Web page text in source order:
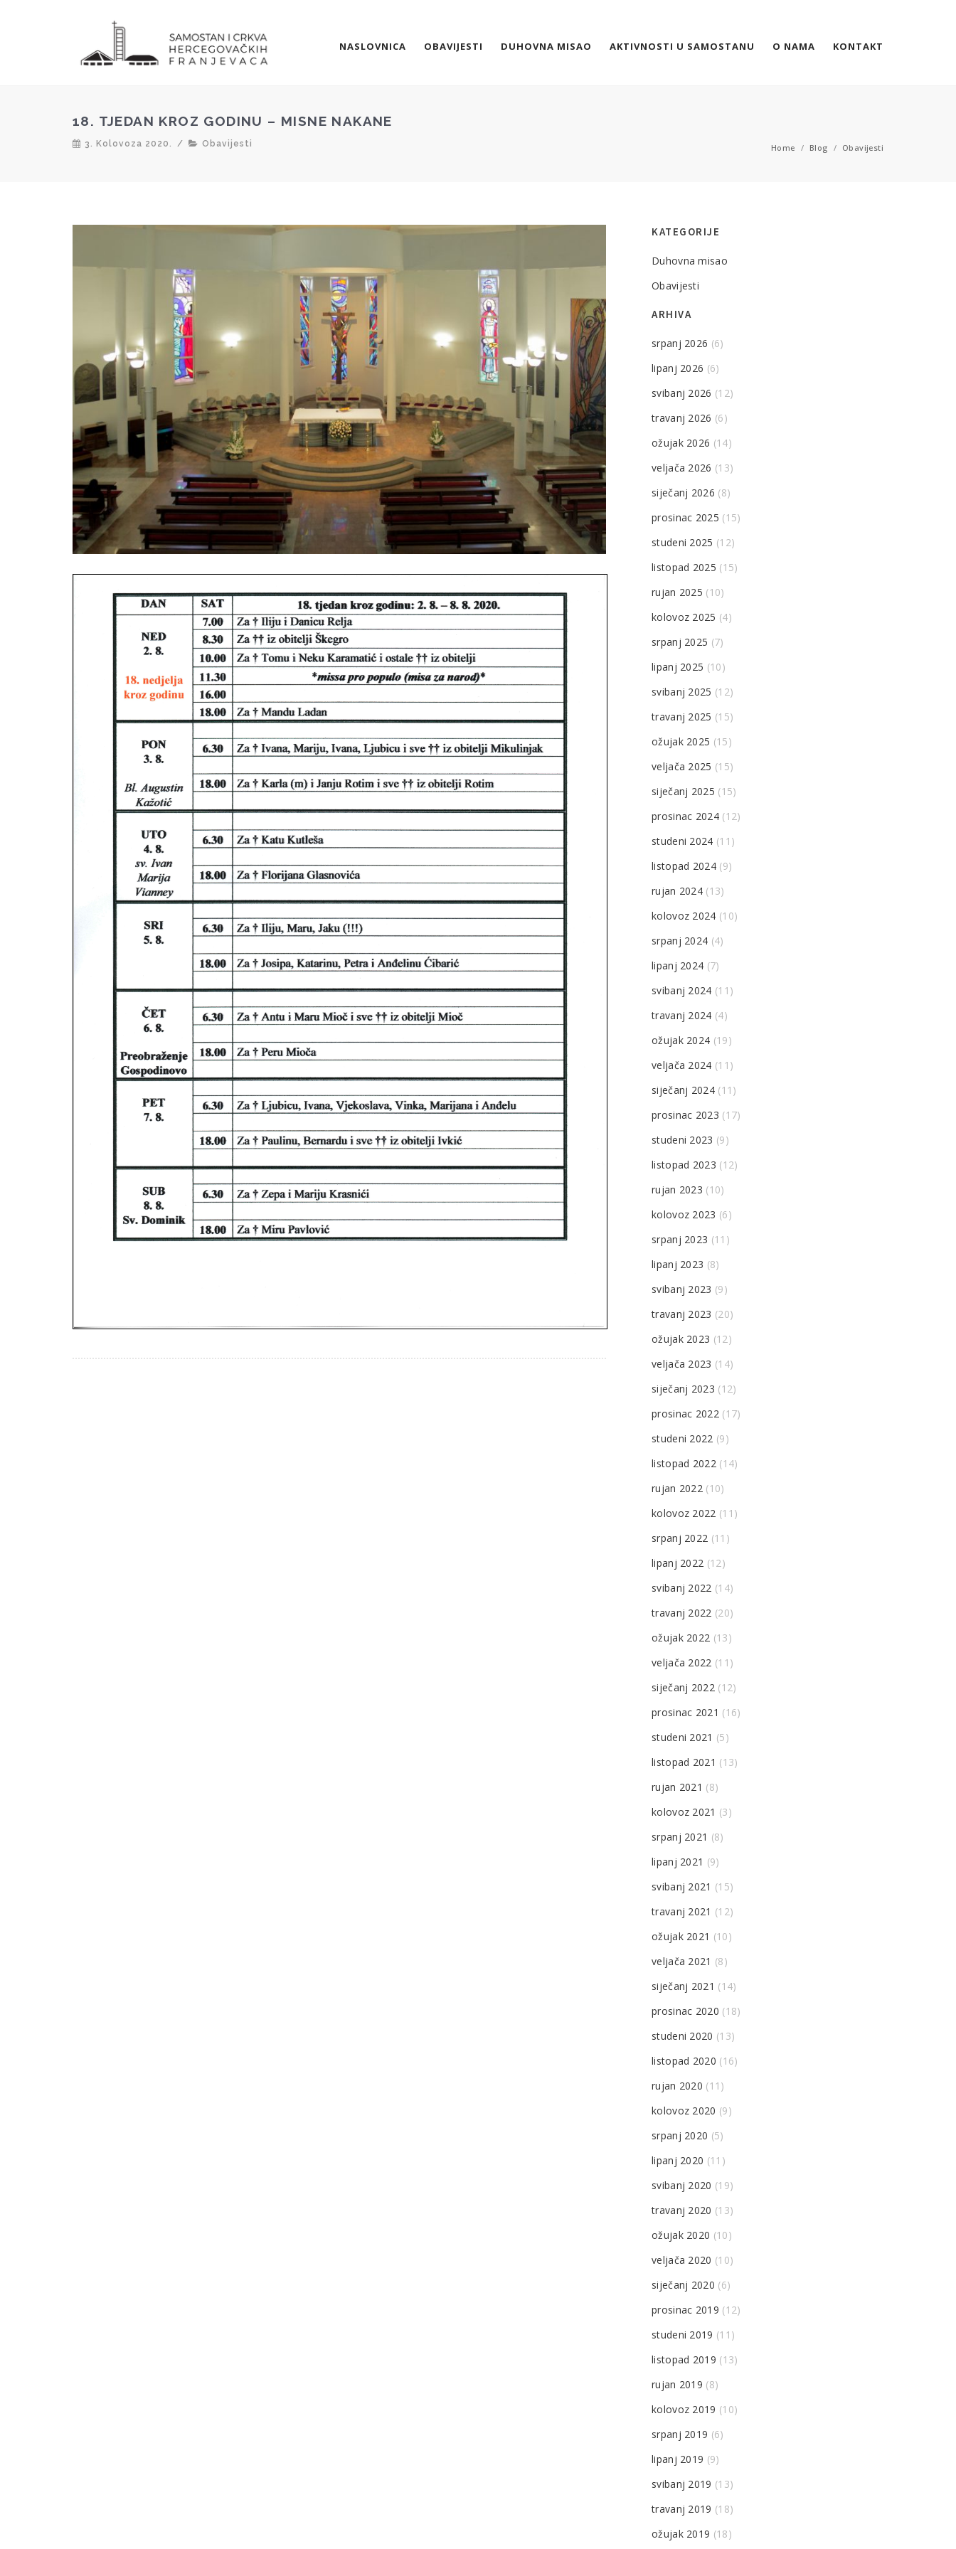
NASLOVNICA OBAVIJESTI DUHOVNA MISAO AKTIVNOSTI U SAMOSTANU O NAMA KONTAKT
18. TJEDAN KROZ GODINU – MISNE NAKANE
3. Kolovoza 2020. / Obavijesti Home / Blog / Obavijesti
KATEGORIJE
Duhovna misao
Obavijesti
ARHIVA
srpanj 2026 (6)
lipanj 2026 (6)
svibanj 2026 (12)
travanj 2026 (6)
ožujak 2026 (14)
veljača 2026 (13)
siječanj 2026 (8)
prosinac 2025 (15)
studeni 2025 (12)
listopad 2025 (15)
rujan 2025 (10)
kolovoz 2025 (4)
srpanj 2025 (7)
lipanj 2025 (10)
svibanj 2025 (12)
travanj 2025 (15)
ožujak 2025 (15)
veljača 2025 (15)
siječanj 2025 (15)
prosinac 2024(12)
studeni 2024 (11)
listopad 2024(9)
rujan 2024 (13)
kolovoz 2024 (10)
srpanj 2024 (4)
lipanj 2024 (7)
svibanj 2024 (11)
travanj 2024 (4)
ožujak 2024 (19)
veljača 2024 (11)
siječanj 2024(11)
prosinac 2023 (17)
studeni 2023 (9)
listopad 2023 (12)
rujan 2023 (10)
kolovoz 2023 (6)
srpanj 2023 (11)
lipanj 2023 (8)
svibanj 2023 (9)
travanj 2023 (20)
ožujak 2023 (12)
veljača 2023 (14)
siječanj 2023 (12)
prosinac 2022 (17)
studeni 2022 (9)
listopad 2022 (14)
rujan 2022 (10)
kolovoz 2022 (11)
srpanj 2022 (11)
lipanj 2022 (12)
svibanj 2022 (14)
travanj 2022 (20)
ožujak 2022 (13)
veljača 2022 (11)
siječanj 2022 (12)
prosinac 2021 (16)
studeni 2021 (5)
listopad 2021 (13)
rujan 2021 (8)
kolovoz 2021 (3)
srpanj 2021 (8)
lipanj 2021 (9)
svibanj 2021 (15)
travanj 2021 (12)
ožujak 2021 (10)
veljača 2021 (8)
siječanj 2021 (14)
prosinac 2020 (18)
studeni 2020 (13)
listopad 2020 (16)
rujan 2020 (11)
kolovoz 2020 (9)
srpanj 2020 (5)
lipanj 2020 (11)
svibanj 2020 (19)
travanj 2020 (13)
ožujak 2020 (10)
veljača 2020 (10)
siječanj 2020 (6)
prosinac 2019 (12)
studeni 2019 (11)
listopad 2019 (13)
rujan 2019 (8)
kolovoz 2019 (10)
srpanj 2019 (6)
lipanj 2019 (9)
svibanj 2019 (13)
travanj 2019 (18)
ožujak 2019 (18)